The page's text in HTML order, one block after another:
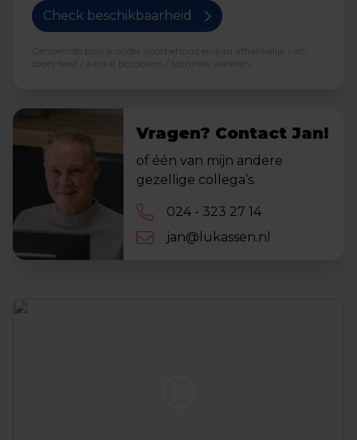
Check beschikbaarheid
Genoemde prijs is onder voorbehoud en kan afhankelijk van
soort feest / aantal bezoekers / techniek variëren.
Vragen? Contact Jan!
of één van mijn andere
gezellige collega’s.
024 - 323 27 14
jan@lukassen.nl